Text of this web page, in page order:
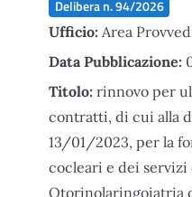
Delibera n. 94/2026
Ufficio: Area
Data Pubblicazione:
Titolo: rinnovo per
contratti, di cui alla
13/01/2023, per la
cocleari e dei servizi
Otorinolaringoiatria